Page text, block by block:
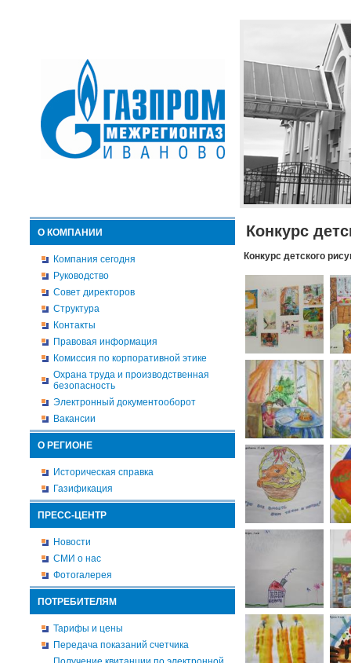
О КОМПАНИИ
Компания сегодня
Руководство
Совет директоров
Структура
Контакты
Правовая информация
Комиссия по корпоративной этике
Охрана труда и производственная
безопасность
Электронный документооборот
Вакансии
О РЕГИОНЕ
Историческая справка
Газификация
ПРЕСС-ЦЕНТР
Новости
СМИ о нас
Фотогалерея
ПОТРЕБИТЕЛЯМ
Тарифы и цены
Передача показаний счетчика
Конкурс
Конкурс детского